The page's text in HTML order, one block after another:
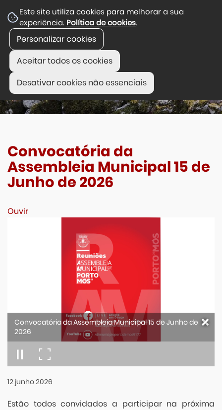
Este site utiliza cookies para melhorar a sua
experiência. Política de cookies.
Personalizar cookies
Aceitar todos os cookies
Desativar cookies não essenciais
Convocatória da
Assembleia Municipal 15 de
Junho de 2026
Ouvir
Convocatória da Assembleia Municipal 15 de Junho de
2026
12 junho2026
Estão todos convidados a participar na próxima